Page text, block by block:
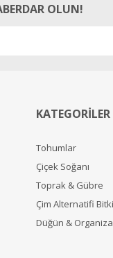
OLUN!
KATEGORİLER
Tohumlar
Çiçek Soğanı
Toprak & Gübre
Çim Alternatifi
Düğün &